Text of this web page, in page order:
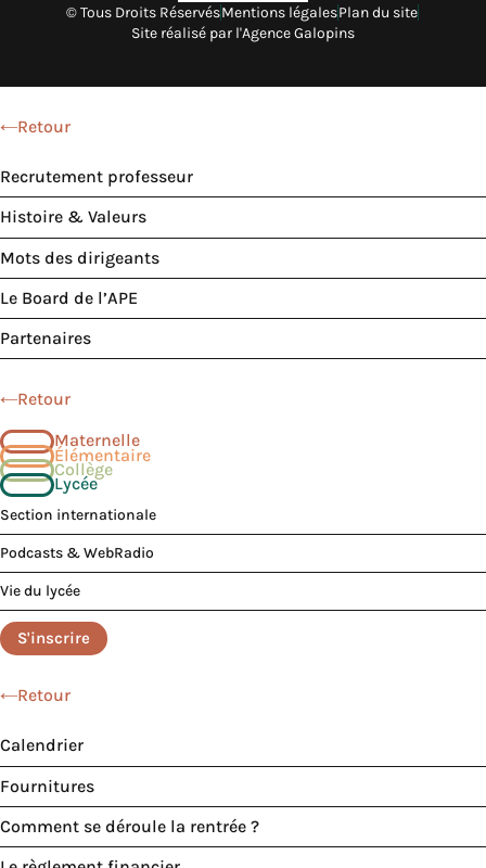
© Tous Droits RéservésMentions légalesPlan du site
Site réalisé par l'Agence Galopins
Retour
Recrutement professeur
Histoire & Valeurs
Mots des dirigeants
Le Board de l’APE
Partenaires
Retour
Maternelle
Élémentaire
Collège
Lycée
Section internationale
Podcasts & WebRadio
Vie du lycée
S'inscrire
Retour
Calendrier
Fournitures
Comment se déroule la rentrée ?